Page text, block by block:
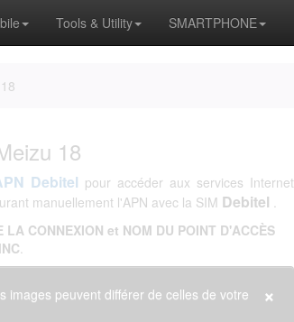
Tools & Utility SMARTPHONE
18
Debitel pour accéder aux services Internet
manuellement l'APN avec la SIM Debitel .
LA CONNEXION et NOM DU POINT D'ACCÈS
.
×
images peuvent différer de celles de votre